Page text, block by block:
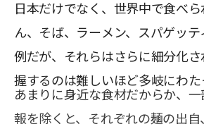
日本だけでなく、世界中で食べ
ん、そば、ラーメン、スパゲッ
例だが、それらはさらに細分化さ
握するのは難しいほど多岐にわた
あまりに身近な食材だからか、
報を除くと、それぞれの麺の出